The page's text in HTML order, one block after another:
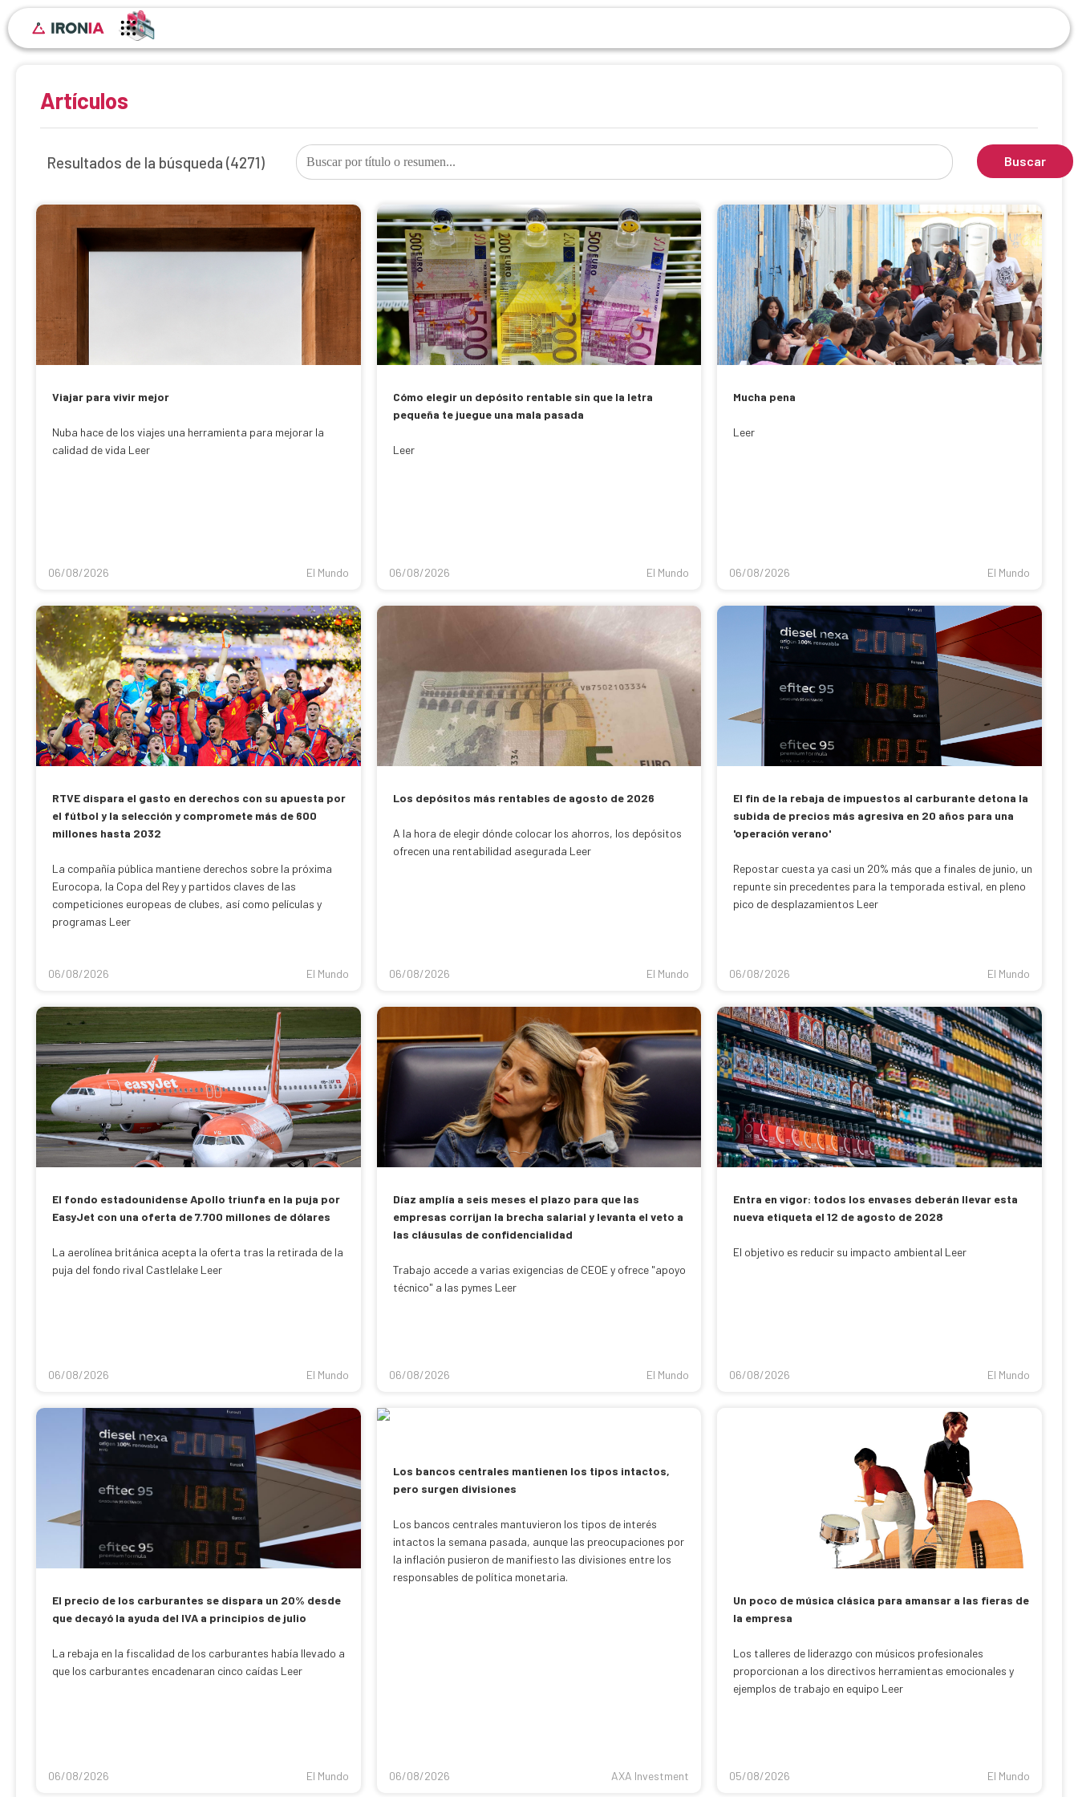
Artículos
Resultados de la búsqueda(4271) Buscar
Viajar para vivir mejor
Nuba hace de los viajes una herramienta para mejorar la
calidad de vida Leer
06/08/2026 El Mundo
Cómo elegir un depósito rentable sin que la letra
pequeña te juegue una mala pasada
Leer
06/08/2026 El Mundo
Mucha pena
Leer
06/08/2026 El Mundo
RTVE dispara el gasto en derechos con su apuesta por
el fútbol y la selección y compromete más de 600
millones hasta 2032
La compañía pública mantiene derechos sobre la próxima
Eurocopa, la Copa del Rey y partidos claves de las
competiciones europeas de clubes, así como películas y
programas Leer
06/08/2026 El Mundo
Los depósitos más rentables de agosto de 2026
A la hora de elegir dónde colocar los ahorros, los depósitos
ofrecen una rentabilidad asegurada Leer
06/08/2026 El Mundo
El fin de la rebaja de impuestos al carburante detona la
subida de precios más agresiva en 20 años para una
'operación verano'
Repostar cuesta ya casi un 20% más que a finales de junio, un
repunte sin precedentes para la temporada estival, en pleno
pico de desplazamientos Leer
06/08/2026 El Mundo
El fondo estadounidense Apollo triunfa en la puja por
EasyJet con una oferta de 7.700 millones de dólares
La aerolínea británica acepta la oferta tras la retirada de la
puja del fondo rival Castlelake Leer
06/08/2026 El Mundo
Díaz amplía a seis meses el plazo para que las
empresas corrijan la brecha salarial y levanta el veto a
las cláusulas de confidencialidad
Trabajo accede a varias exigencias de CEOE y ofrece "apoyo
técnico" a las pymes Leer
06/08/2026 El Mundo
Entra en vigor: todos los envases deberán llevar esta
nueva etiqueta el 12 de agosto de 2028
El objetivo es reducir su impacto ambiental Leer
06/08/2026 El Mundo
El precio de los carburantes se dispara un 20% desde
que decayó la ayuda del IVA a principios de julio
La rebaja en la fiscalidad de los carburantes había llevado a
que los carburantes encadenaran cinco caídas Leer
06/08/2026 El Mundo
Los bancos centrales mantienen los tipos intactos,
pero surgen divisiones
Los bancos centrales mantuvieron los tipos de interés
intactos la semana pasada, aunque las preocupaciones por
la inflación pusieron de manifiesto las divisiones entre los
responsables de política monetaria.
06/08/2026 AXA Investment
Un poco de música clásica para amansar a las fieras de
la empresa
Los talleres de liderazgo con músicos profesionales
proporcionan a los directivos herramientas emocionales y
ejemplos de trabajo en equipo Leer
05/08/2026 El Mundo